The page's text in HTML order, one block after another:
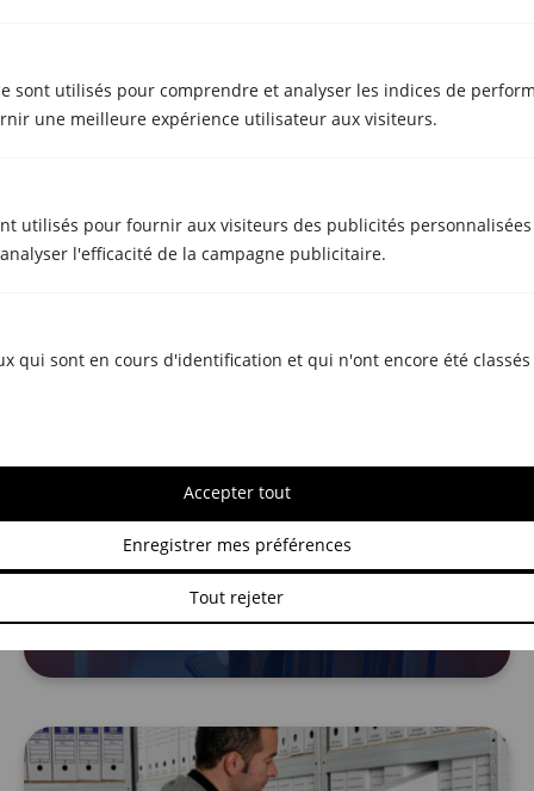
sont utilisés pour comprendre et analyser les indices de
une meilleure expérience utilisateur aux visiteurs.
utilisés pour fournir aux visiteurs des publicités
l'efficacité de la campagne publicitaire.
qui sont en cours d'identification et qui n'ont encore été
Tout rejeter
Enregistrer mes préférences
Accepter tout
GARDE-MEUBLES
Bénéficiez de 15 jours de garde-
Mai 21, 2025
Garde-meubles pour étudiants à
Sabadell et Gérone avec
déménagement gratuit